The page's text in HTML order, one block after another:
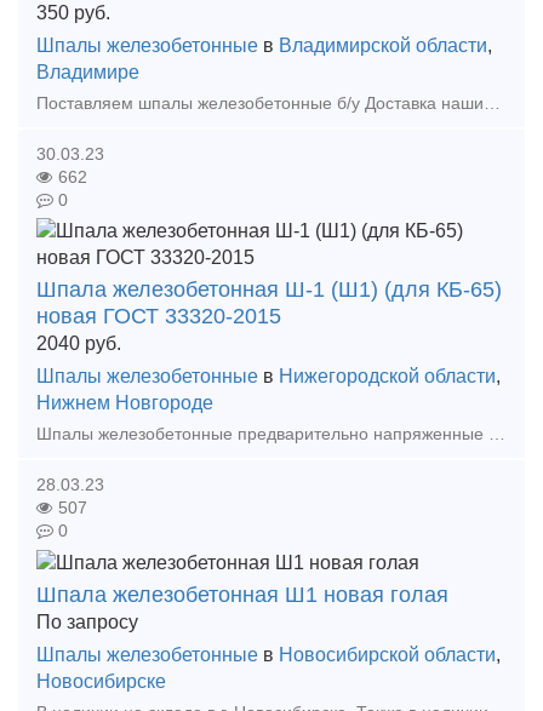
350 руб.
Шпалы железобетонные в Владимирской области,
Владимире
Поставляем шпалы железобетонные б/у Доставка нашим транспортом до Вашего склада или самовывоз Шпала (полушпала, полушпалки) жб бу, годная для повторной укладки в путь Быстрая отгрузка
30.03.23
662
0
Шпала железобетонная Ш-1 (Ш1) (для КБ-65)
новая ГОСТ 33320-2015
2040 руб.
Шпалы железобетонные в Нижегородской области,
Нижнем Новгороде
Шпалы железобетонные предварительно напряженные под скр
28.03.23
507
0
Шпала железобетонная Ш1 новая голая
По запросу
Шпалы железобетонные в Новосибирской области,
Новосибирске